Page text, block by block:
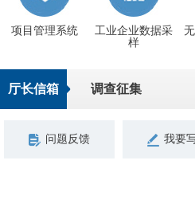
项目管理系统
工业企业数据采
样
厅长信箱 调查征集
问题反馈 我要